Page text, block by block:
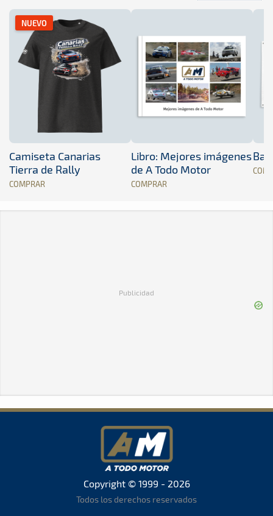
NUEVO
Camiseta Canarias
Tierra de Rally
COMPRAR
Libro: Mejores imágenes
de A Todo Motor
COMPRAR
Publicidad
Copyright © 1999 - 2026
Todos los derechos reservados